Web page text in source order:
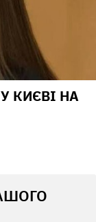
КИЄВІ НА